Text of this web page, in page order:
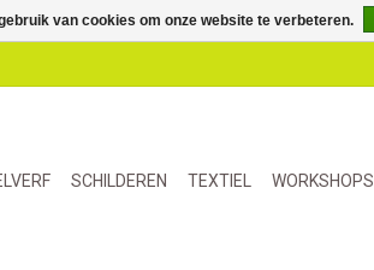
SCHILDEREN TEXTIEL WORKSHOPS
van cookies om onze website te verbeteren.